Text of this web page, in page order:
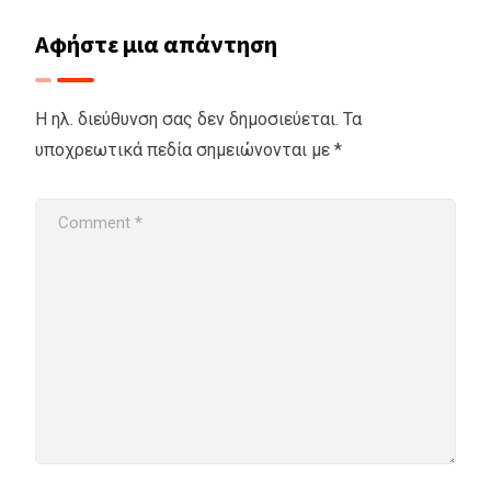
Αφήστε μια απάντηση
Η ηλ. διεύθυνση σας δεν δημοσιεύεται. Τα
υποχρεωτικά πεδία σημειώνονται με *